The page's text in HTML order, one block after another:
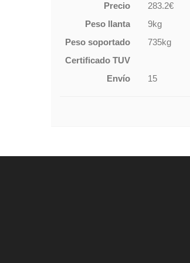
Precio
283.2€
Peso llanta
9kg
Peso soportado
735kg
Certificado TUV
Envío
15